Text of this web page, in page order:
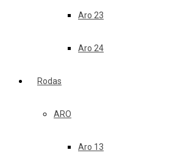
Aro 23
Aro 24
Rodas
ARO
Aro 13